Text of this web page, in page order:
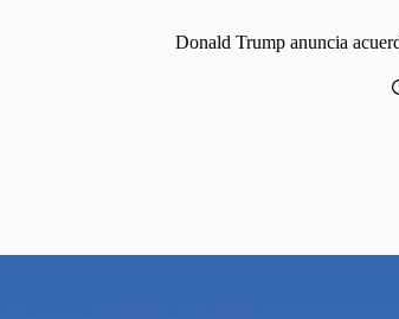
Donald Trump anuncia